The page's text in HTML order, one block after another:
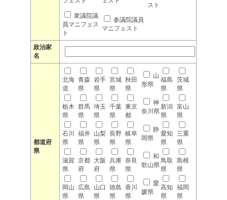
スト
衆議院議
員マニフェス
ト
参議院議員
マニフェスト
政治家
名
都道府
県
北海
道
青森
県
岩手
県
宮城
県
秋田
県
山
形県
福島
県
茨城
県
栃木
県
群馬
県
埼玉
県
千葉
県
東京
都
神
奈川県
新潟
県
富山
県
石川
県
福井
県
山梨
県
長野
県
岐阜
県
静
岡県
愛知
県
三重
県
滋賀
県
京都
府
大阪
府
兵庫
県
奈良
県
和
歌山県
鳥取
県
島根
県
岡山
県
広島
県
山口
県
徳島
県
香川
県
愛
媛県
高知
県
福岡
県